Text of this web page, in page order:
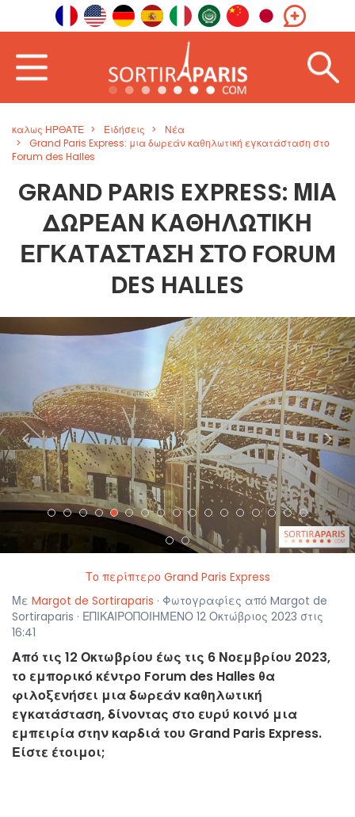
καλως ΗΡΘΑΤΕ Ειδήσεις
Νέα
Grand Paris Express: μια δωρεάν καθηλωτική εγκατάσταση στο
Forum des Halles
GRAND PARIS EXPRESS: ΜΙΑ
ΔΩΡΕΆΝ ΚΑΘΗΛΩΤΙΚΉ
ΕΓΚΑΤΆΣΤΑΣΗ ΣΤΟ FORUM
DES HALLES
< >
Το περίπτερο Grand Paris Express
Με Margot de Sortiraparis · Φωτογραφίες από Margot de
Sortiraparis · ΕΠΙΚΑΙΡΟΠΟΙΗΜΕΝΟ 12 Οκτώβριος 2023 στις
16:41
Από τις 12 Οκτωβρίου έως τις 6 Νοεμβρίου 2023,
το εμπορικό κέντρο Forum des Halles θα
φιλοξενήσει μια δωρεάν καθηλωτική
εγκατάσταση, δίνοντας στο ευρύ κοινό μια
εμπειρία στην καρδιά του Grand Paris Express.
Είστε έτοιμοι;